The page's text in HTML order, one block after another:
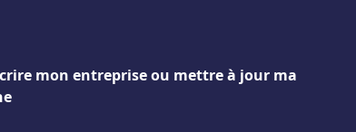
mon entreprise ou mettre à jour ma